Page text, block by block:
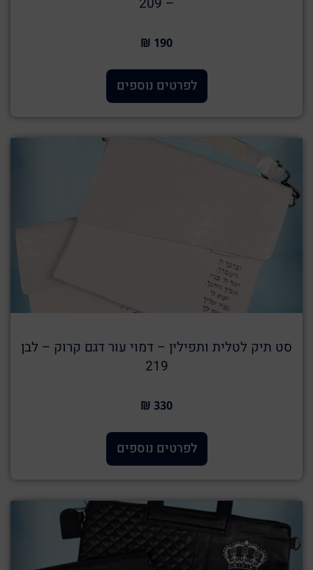
190 ₪
לפרטים נוספים
סט תיק לטלית ותפילין – דמוי עור דגם קרוק – לבן
219
330 ₪
לפרטים נוספים